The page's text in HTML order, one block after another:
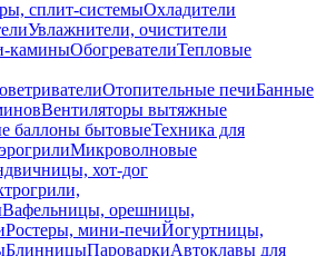
сплит-системыОхладители
Увлажнители, очистители
каминыОбогревателиТепловые
Отопительные печиБанные
Вентиляторы вытяжные
баллоны бытовыеТехника для
Микроволновые
хот-дог
Вафельницы, орешницы,
Ростеры, мини-печиЙогуртницы,
БлинницыПароваркиАвтоклавы для